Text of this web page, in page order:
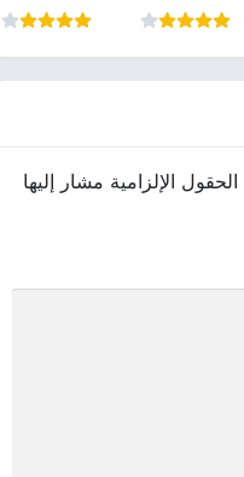
الحقول الإلزامية مشار إليها